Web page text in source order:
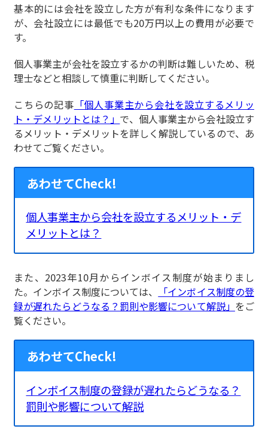
基本的には会社を設立した方が有利な条件になります
が、会社設立には最低でも20万円以上の費用が必要で
す。
個人事業主が会社を設立するかの判断は難しいため、税
理士などと相談して慎重に判断してください。
こちらの記事 「個人事業主から会社を設立するメリッ
ト・デメリットとは？」 で、個人事業主から会社設立す
るメリット・デメリットを詳しく解説しているので、あ
わせてご覧ください。
あわせてCheck!
個人事業主から会社を設立するメリット・デ
メリットとは？
また、2023年10月からインボイス制度が始まりまし
た。インボイス制度については、
「インボイス制度の登
録が遅れたらどうなる？罰則や影響について解説」 をご
覧ください。
あわせてCheck!
インボイス制度の登録が遅れたらどうなる？
罰則や影響について解説